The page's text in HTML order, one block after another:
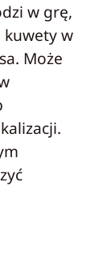
w grę,
kuwety w
Może